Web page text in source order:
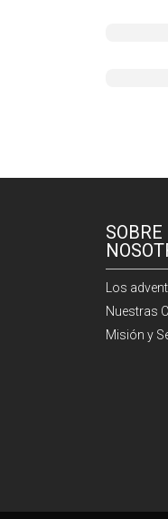
SOBRE
Los
Nuestras
Misión y